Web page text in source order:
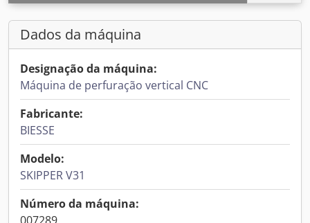
Dados da máquina
Designação da máquina:
Máquina de perfuração vertical CNC
Fabricante:
BIESSE
Modelo:
SKIPPER V31
Número da máquina: